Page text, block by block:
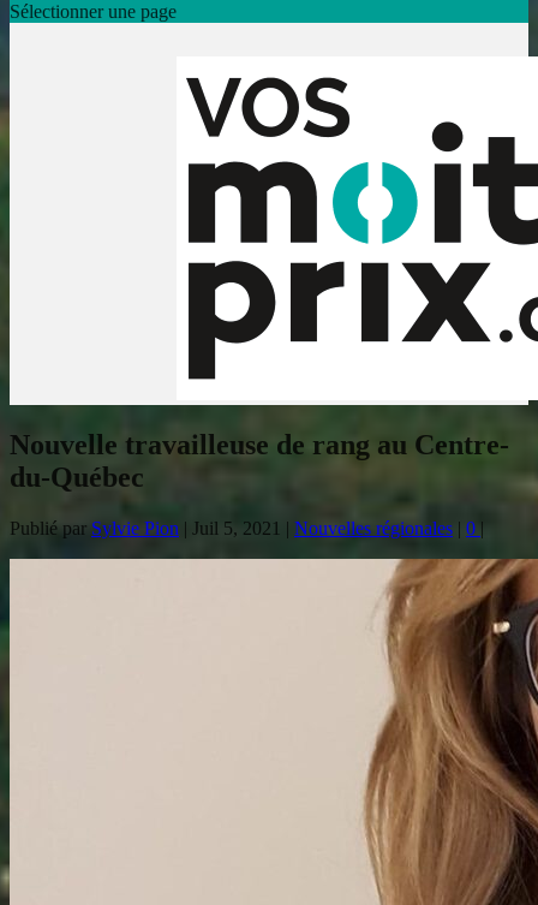
Sélectionner une page
Nouvelle travailleuse de rang au Centre-
du-Québec
Publié par Sylvie Pion | Juil 5, 2021 | Nouvelles régionales | 0 |